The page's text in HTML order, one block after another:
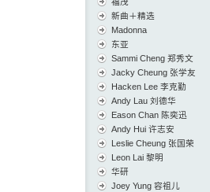
新曲＋精选
Madonna
东亚
Sammi Cheng 郑秀文
Jacky Cheung 张学友
Hacken Lee 李克勤
Andy Lau 刘德华
Eason Chan 陈奕迅
Andy Hui 许志安
Leslie Cheung 张国荣
Leon Lai 黎明
华研
Joey Yung 容祖儿